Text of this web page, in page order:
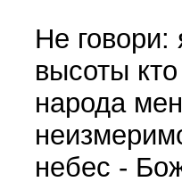
Не говори:
высоты
народа
небес -